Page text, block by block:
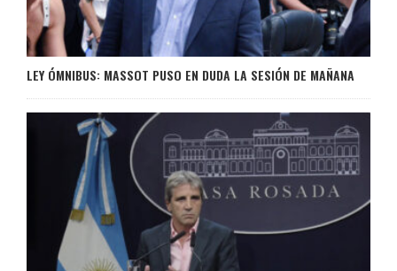
LEY ÓMNIBUS: MASSOT PUSO EN DUDA LA SESIÓN DE MAÑANA